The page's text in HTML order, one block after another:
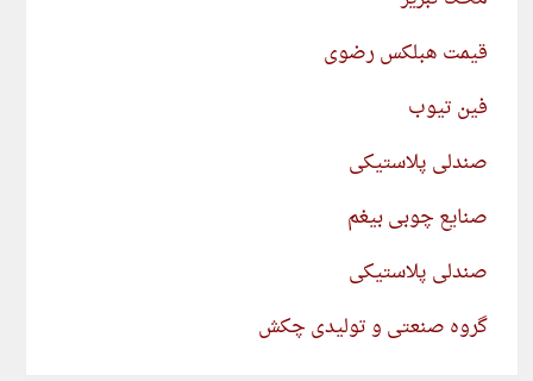
قیمت هبلکس رضوی
فین تیوب
صندلی پلاستیکی
صنایع چوبی بیغم
صندلی پلاستیکی
گروه صنعتی و تولیدی چکش